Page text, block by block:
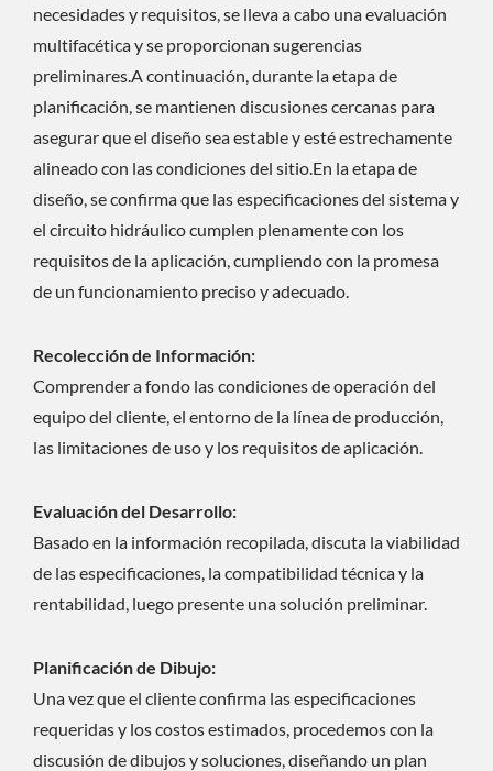
necesidades y requisitos, se lleva a cabo una evaluación
multifacética y se proporcionan sugerencias
preliminares.A continuación, durante la etapa de
planificación, se mantienen discusiones cercanas para
asegurar que el diseño sea estable y esté estrechamente
alineado con las condiciones del sitio.En la etapa de
diseño, se confirma que las especificaciones del sistema y
el circuito hidráulico cumplen plenamente con los
requisitos de la aplicación, cumpliendo con la promesa
de un funcionamiento preciso y adecuado.
Recolección de Información:
Comprender a fondo las condiciones de operación del
equipo del cliente, el entorno de la línea de producción,
las limitaciones de uso y los requisitos de aplicación.
Evaluación del Desarrollo:
Basado en la información recopilada, discuta la viabilidad
de las especificaciones, la compatibilidad técnica y la
rentabilidad, luego presente una solución preliminar.
Planificación de Dibujo:
Una vez que el cliente confirma las especificaciones
requeridas y los costos estimados, procedemos con la
discusión de dibujos y soluciones, diseñando un plan